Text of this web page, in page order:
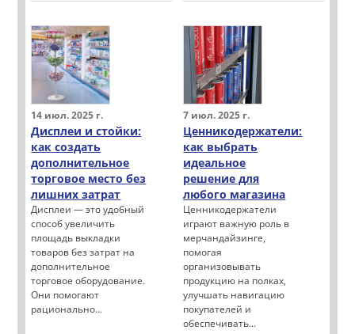
14 июл. 2025 г.
Дисплеи и стойки:
как создать
дополнительное
торговое место без
лишних затрат
Дисплеи — это удобный
способ увеличить
площадь выкладки
товаров без затрат на
дополнительное
торговое оборудование.
Они помогают
рационально...
7 июл. 2025 г.
Ценникодержатели:
как выбрать
идеальное
решение для
любого магазина
Ценникодержатели
играют важную роль в
мерчандайзинге,
помогая
организовывать
продукцию на полках,
улучшать навигацию
покупателей и
обеспечивать...